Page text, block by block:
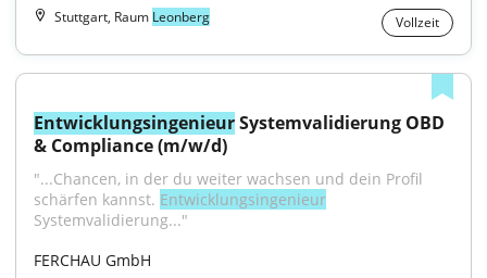
Stuttgart, Raum Leonberg Vollzeit
Entwicklungsingenieur Systemvalidierung OBD
& Compliance (m/w/d)
"...Chancen, in der du weiter wachsen und dein Profil
schärfen kannst. Entwicklungsingenieur
Systemvalidierung..."
FERCHAU GmbH